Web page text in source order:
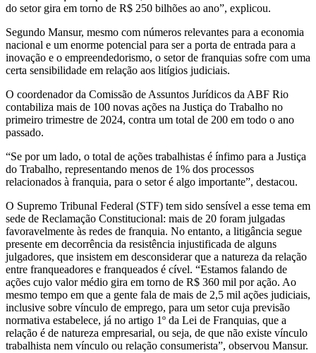
do setor gira em torno de R$ 250 bilhões ao ano”, explicou.
Segundo Mansur, mesmo com números relevantes para a economia
nacional e um enorme potencial para ser a porta de entrada para a
inovação e o empreendedorismo, o setor de franquias sofre com uma
certa sensibilidade em relação aos litígios judiciais.
O coordenador da Comissão de Assuntos Jurídicos da ABF Rio
contabiliza mais de 100 novas ações na Justiça do Trabalho no
primeiro trimestre de 2024, contra um total de 200 em todo o ano
passado.
“Se por um lado, o total de ações trabalhistas é ínfimo para a Justiça
do Trabalho, representando menos de 1% dos processos
relacionados à franquia, para o setor é algo importante”, destacou.
O Supremo Tribunal Federal (STF) tem sido sensível a esse tema em
sede de Reclamação Constitucional: mais de 20 foram julgadas
favoravelmente às redes de franquia. No entanto, a litigância segue
presente em decorrência da resistência injustificada de alguns
julgadores, que insistem em desconsiderar que a natureza da relação
entre franqueadores e franqueados é cível. “Estamos falando de
ações cujo valor médio gira em torno de R$ 360 mil por ação. Ao
mesmo tempo em que a gente fala de mais de 2,5 mil ações judiciais,
inclusive sobre vínculo de emprego, para um setor cuja previsão
normativa estabelece, já no artigo 1º da Lei de Franquias, que a
relação é de natureza empresarial, ou seja, de que não existe vínculo
trabalhista nem vínculo ou relação consumerista”, observou Mansur.